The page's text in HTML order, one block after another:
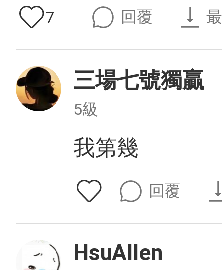
7 回覆
三場七號獨贏
5級
我第幾
回覆
HsuAllen